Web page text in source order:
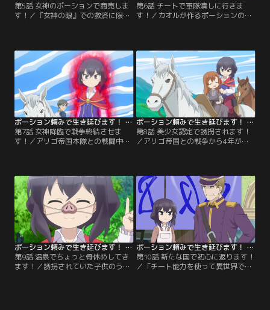
第5話 女神のポーションで商売しま
す！／『女神の眼』での救済に限界
は、フランセットを通じてアダン伯
爵とバルモア王国の王兄ロランドに
接触。より多くの人々に癒しのポー
ションを販売するための組織『女神
の光』を設立する。【提供：バンダ
イチャンネル】
第6話 チートで軍隊潰しに行きま
す！／カオルが作るポーションの噂
エダ聖国がアリゴ帝国と手を結んだ
ため、ルエダ聖国の国境からも帝国
軍が侵攻してくるという。それを知
ったカオルはアリゴ帝国の迎撃を決
断。同行を申し出た孤児たちやロラ
ンド、フランセットたちと…。【提
供：バンダイチャンネル】
ポーション頼みで生き延びます！ 第07話
第7話 女神降臨で戦争終結させま
す！／アリゴ帝国本隊との戦闘中、
が、カオルのポーションでまたたく
間に回復。さらにカオルから神剣エ
クスグラムと、女神の守護騎士『エ
インヘリヤル』の称号を授けられる
と、鬼神のような戦いぶりで帝国兵
を倒していく。【提供：バンダイチ
ャンネル】
ポーション頼みで生き延びます！ 第08話
第8話 美少女認定で誘拐されます！
／アリゴ帝国との戦争から4年が過
約を申し込んだ。そんな中、相変わ
らずフリーのカオルは、婿捜しのた
め旅に出ることを決意。ひとり旅の
つもりだったが、ロランドとフラン
セット、エミール、ベルがついてい
くと言い張り…。【提供：バンダイ
チャンネル】
ポーション頼みで生き延びます！ 第09話
第9話 温泉でちょっと骨休めしてき
ます！／誘拐されていた子供のうち
ポーション頼みで生き延びます！ 第10話
第10話 新たな国で初心に返ります！
／「チート能力を使って異世界でラ